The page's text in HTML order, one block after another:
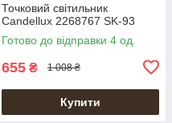
Точковий світильник
Candellux 2268767 SK-93
Готово до відправки 4 од.
655 ₴ 1 008 ₴
Купити